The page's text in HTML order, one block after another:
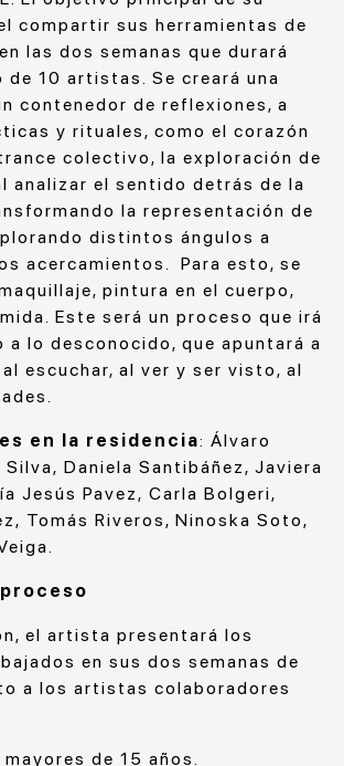
compartir sus herramientas de
las dos semanas que durará
de 10 artistas. Se creará una
contenedor de reflexiones, a
y rituales, como el corazón
colectivo, la exploración de
analizar el sentido detrás de la
la representación de
distintos ángulos a
acercamientos. Para esto, se
pintura en el cuerpo,
Este será un proceso que irá
a lo desconocido, que apuntará a
escuchar, al ver y ser visto, al
en la residencia: Álvaro
Silva, Daniela Santibáñez, Javiera
Jesús Pavez, Carla Bolgeri,
Tomás Riveros, Ninoska Soto,
el artista presentará los
en sus dos semanas de
a los artistas colaboradores
de 15 años.